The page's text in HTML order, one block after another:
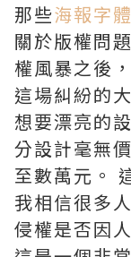
那些海報字體
關於版權問
權風暴之後
這場糾紛的
想要漂亮的
分設計毫無
至數萬元。
我相信很多
侵權是否因